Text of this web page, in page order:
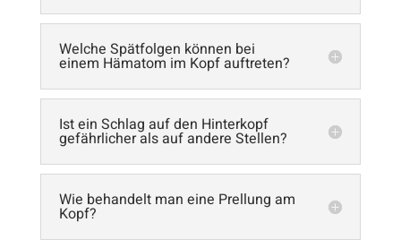
Welche Spätfolgen können bei
einem Hämatom im Kopf auftreten?
Ist ein Schlag auf den Hinterkopf
gefährlicher als auf andere Stellen?
Wie behandelt man eine Prellung am
Kopf?